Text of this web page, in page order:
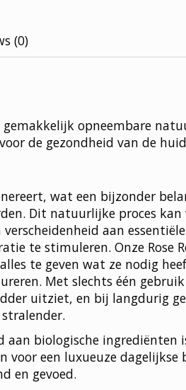
(0)
opneembare
de gezondheid van de
wat een bijzonder
Dit natuurlijke proces
aan
te stimuleren. Onze Rose
te geven wat ze nodig
Met slechts één
uitziet, en bij langdurig
aan biologische
voor een luxueuze
en gevoed.